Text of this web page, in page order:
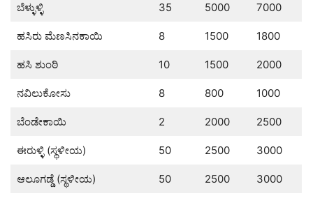
ಬೆಳ್ಳುಳ್ಳಿ 35 5000 7000
ಹಸಿರು ಮೆಣಸಿನಕಾಯಿ 8 1500 1800
ಹಸಿ ಶುಂಠಿ 10 1500 2000
ನವಿಲುಕೋಸು 8 800 1000
ಬೆಂಡೇಕಾಯಿ 2 2000 2500
ಈರುಳ್ಳಿ (ಸ್ಥಳೀಯ) 50 2500 3000
ಆಲೂಗಡ್ಡೆ (ಸ್ಥಳೀಯ) 50 2500 3000